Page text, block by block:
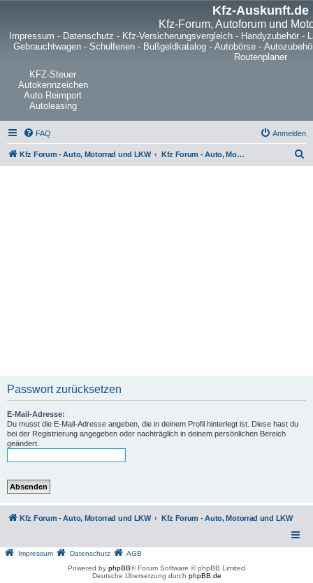
Kfz-Auskunft.de
Kfz-Forum, Autoforum und
Impressum - Datenschutz - Kfz-Versicherungsvergleich - Handyzubehör -
Gebrauchtwagen- Schulferien- Bußgeldkatalog- Autobörse-
Routenplaner
KFZ-Steuer
Autokennzeichen
Auto Reimport
Autoleasing
FAQ Anmelden
Kfz Forum - Auto, Motorrad und LKW Kfz Forum - Auto, Motorrad und LKW
Passwort zurücksetzen
E-Mail-Adresse:
Du musst die E-Mail-Adresse angeben, die in deinem Profil hinterlegt ist. Diese hast du
bei der Registrierung angegeben oder nachträglich in deinem persönlichen Bereich
geändert.
Kfz Forum - Auto, Motorrad und LKW Kfz Forum - Auto, Motorrad und LKW
Impressum Datenschutz
AGB
Powered by phpBB® Forum Software © phpBB Limited
Deutsche Übersetzung durch phpBB.de